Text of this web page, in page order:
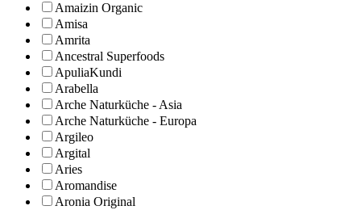
Amaizin Organic
Amisa
Amrita
Ancestral Superfoods
ApuliaKundi
Arabella
Arche Naturküche - Asia
Arche Naturküche - Europa
Argileo
Argital
Aries
Aromandise
Aronia Original